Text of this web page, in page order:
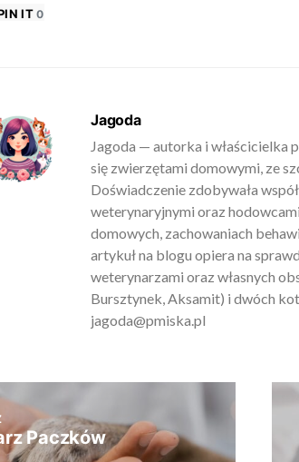
IT 0
Jagoda
Jagoda — autorka i właścicielka
się zwierzętami domowymi, ze
Doświadczenie zdobywała
weterynaryjnymi oraz
domowych, zachowaniach
artykuł na blogu opiera na
weterynarzami oraz własnych
Bursztynek, Aksamit) i dwóch
jagoda@pmiska.pl
Paczków